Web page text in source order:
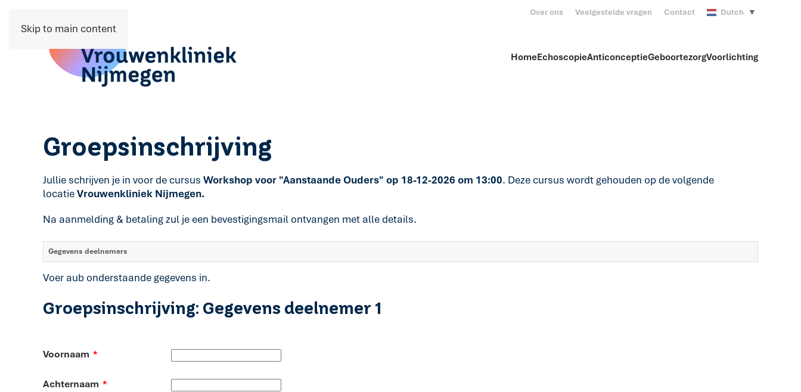
Skip to main content
Over ons Veelgestelde vragen Contact Dutch ▼
HomeEchoscopieAnticonceptieGeboortezorgVoorlichting
Groepsinschrijving
Jullie schrijven je in voor de cursus Workshop voor "Aanstaande Ouders" op 18-12-2026 om 13:00. Deze cursus wordt gehouden op de volgende
locatieVrouwenkliniek Nijmegen.
Na aanmelding & betaling zul je een bevestigingsmail ontvangen met alle details.
Gegevens deelnemers
Voer aub onderstaande gegevens in.
Groepsinschrijving: Gegevens deelnemer 1
Voornaam *
Achternaam *